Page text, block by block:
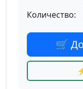
Количество:
🛒